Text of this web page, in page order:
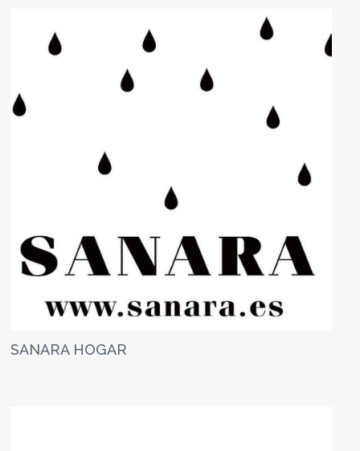
SANARA HOGAR